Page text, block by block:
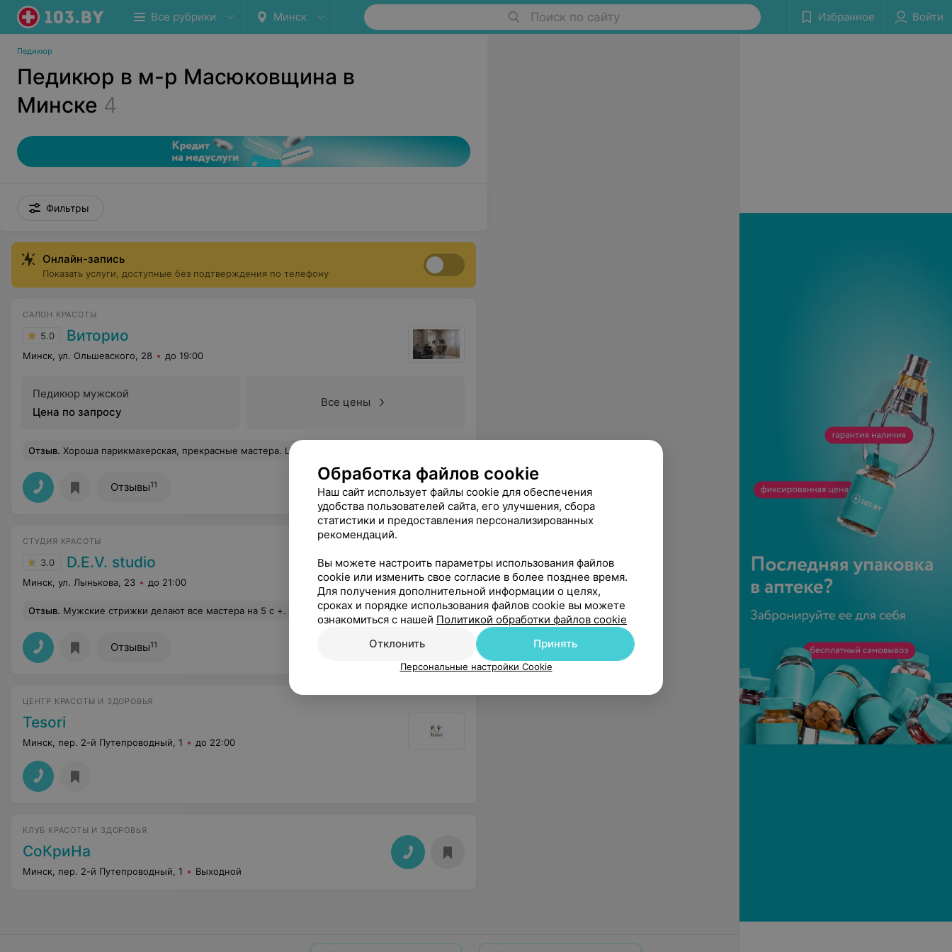
Все рубрики Минск Поиск по сайту Избранное Войти
Педикюр
Педикюр в м-р Масюковщина в
Минске 4
Фильтры
Онлайн-запись
Показать услуги, доступные без подтверждения по телефону
САЛОН КРАСОТЫ
5.0 Виторио
Минск, ул. Ольшевского, 28 до 19:00
Педикюр мужской
Цена по запросу
Все цены
Отзыв. Хороша парикмахерская, прекрасные мастера. Цены вполне хорошие. Всегда предлагают чай/кофе)
Отзывы11
СТУДИЯ КРАСОТЫ
3.0 D.E.V. studio
Минск, ул. Лынькова, 23 до 21:00
Отзыв. Мужские стрижки делают все мастера на 5 с +. А педикюр-это вообще сказка. Молодцы! Еще
Отзывы11
ЦЕНТР КРАСОТЫ И ЗДОРОВЬЯ
Tesori
Минск, пер. 2-й Путепроводный, 1 до 22:00
КЛУБ КРАСОТЫ И ЗДОРОВЬЯ
СоКриНа
Минск, пер. 2-й Путепроводный, 1 Выходной
Обработка файлов cookie
Наш сайт использует файлы cookie для обеспечения
удобства пользователей сайта, его улучшения, сбора
статистики и предоставления персонализированных
рекомендаций.
Вы можете настроить параметры использования файлов
cookie или изменить свое согласие в более позднее время.
Для получения дополнительной информации о целях,
сроках и порядке использования файлов cookie вы можете
ознакомиться с нашей Политикой обработки файлов cookie
Отклонить
Принять
Персональные настройки Cookie